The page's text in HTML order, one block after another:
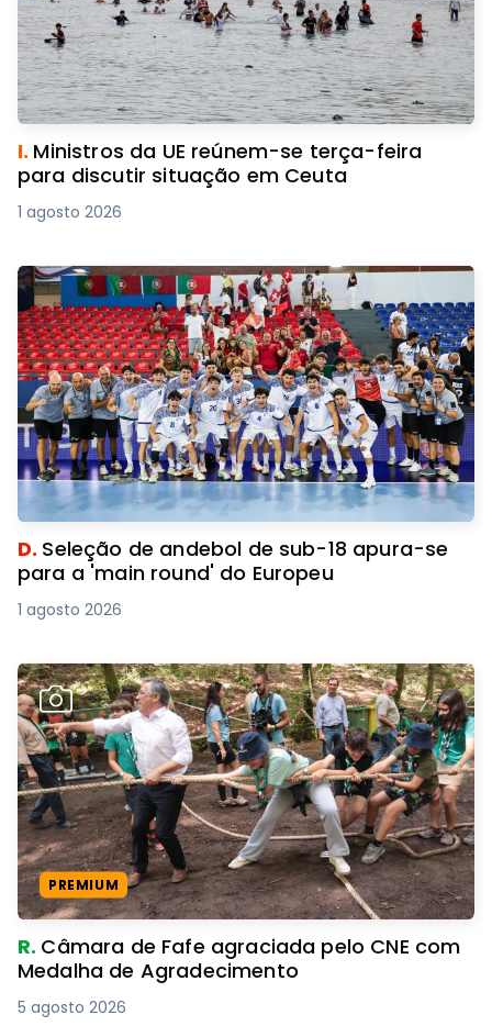
I. Ministros da UE reúnem-se terça-feira
para discutir situação em Ceuta
1 agosto 2026
D. Seleção de andebol de sub-18 apura-se
para a 'main round' do Europeu
1 agosto 2026
PREMIUM
R. Câmara de Fafe agraciada pelo CNE com
Medalha de Agradecimento
5 agosto 2026